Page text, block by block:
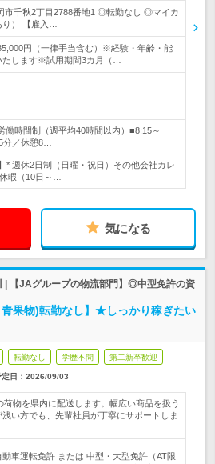
市千秋2丁目2788番地1 ◎転勤なし ◎マイカ
） 【雇入…
円（一律手当含む）※経験・年齢・能
たします※試用期間3カ月（…
働時間制（週平均40時間以内）■8:15～
分／休憩8…
* 週休2日制（日曜・祝日）その他会社カレ
暇（10日～…
気になる
| 【JAグループの物流部門】◎中型免許の資
青果物)転勤なし】★しっかり稼ぎたい
転勤なし 学歴不問 第二新卒歓迎
日： 2026/09/03
物を県内に配送します。幅広い商品を扱う
い方でも、先輩社員が丁寧にサポートしま
車運転免許 または 中型・大型免許（AT限